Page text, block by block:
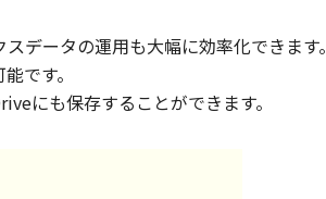
データの運用も大幅に効率化できます。
です。
にも保存することができます。